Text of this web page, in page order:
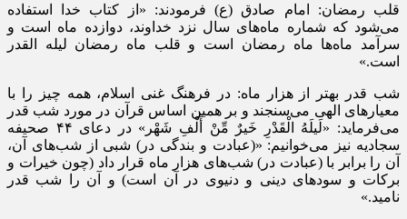
قلب رمضان: امام صادق (ع) فرمودند: «از کتاب خدا استفاده
می‌شود که شماره ماه‌های سال نزد خداوند، دوازده ماه است و
سرآمد ماه‌ها ماه رمضان است و قلب ماه رمضان لیله القدر
است.»
شب قدر بهتر از هزار ماه: در فرهنگ غنی اسلام، همه چیز را با
معیارهای الهی می‌سنجند و بر همین اساس قرآن در مورد شب قدر
می‌فرماید: «لَیلَهُ الْقَدْرِ خَیرٌ مِّنْ أَلْفِ شَهْر» در دعای ۴۴ صحیفه
سجادیه نیز می‌خوانیم: «(عبادت و بندگی در) شبی از شب‌های آن،
آن را برابر با (عبادت در) شب‌های هزار ماه قرار داد (چون خیرات و
برکات و سودهای دینی و دنیوی در آن است) و آن را شب قدر
نامید.»